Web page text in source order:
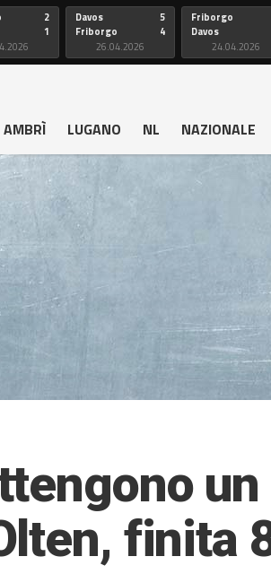
2
1
Davos
Friborgo
5
4
26.04.2026
Friborgo
Davos
24.04.2026
AMBRÌ LUGANO NL NAZIONALE
finita